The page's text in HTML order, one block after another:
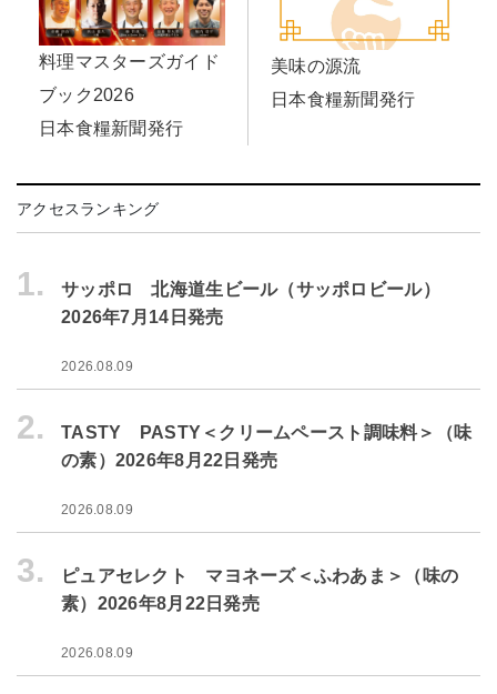
料理マスターズガイド
ブック2026
日本食糧新聞発行
美味の源流
日本食糧新聞発行
アクセスランキング
1.
サッポロ 北海道生ビール（サッポロビール）
2026年7月14日発売
2026.08.09
2.
TASTY PASTY＜クリームペースト調味料＞（味
の素）2026年8月22日発売
2026.08.09
3.
ピュアセレクト マヨネーズ＜ふわあま＞（味の
素）2026年8月22日発売
2026.08.09